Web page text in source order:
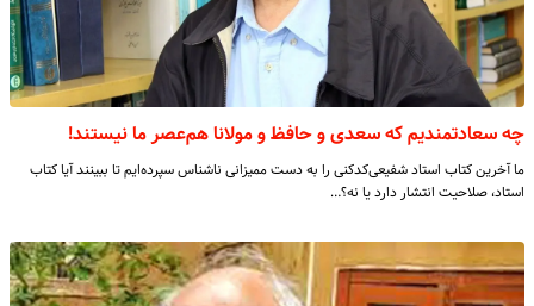
چه سعادتمندیم که سعدی و حافظ و مولانا هم‌عصر ما نیستند!
ما آخرین کتاب استاد شفیعی‌کدکنی را به دست ممیزانی ناشناس سپرده‌ایم تا ببینند آیا کتاب
استاد، صلاحیت انتشار دارد یا نه؟…